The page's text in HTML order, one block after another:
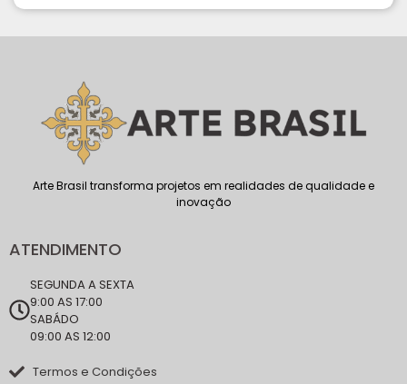
Arte Brasil transforma projetos em realidades de qualidade e
inovação
ATENDIMENTO
SEGUNDA A SEXTA
9:00 AS 17:00
SABÁDO
09:00 AS 12:00
Termos e Condições